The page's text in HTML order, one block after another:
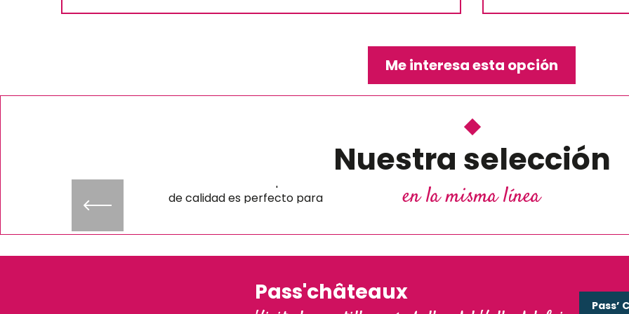
Me interesa esta opción
Nuestra selección
en la misma línea
Paseo en barco por el
de calidad es perfecto para
velada al aire libre
Pass'châteaux Pass’